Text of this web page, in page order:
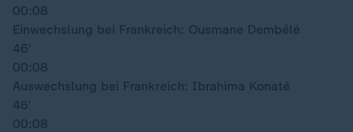
00:08
Einwechslung bei Frankreich: Ousmane Dembélé
46′
00:08
Auswechslung bei Frankreich: Ibrahima Konaté
46′
00:08